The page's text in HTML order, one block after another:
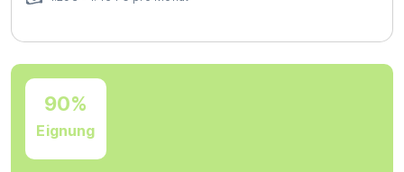
90%
Eignung